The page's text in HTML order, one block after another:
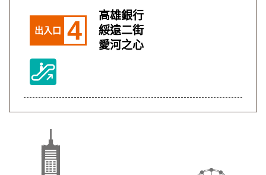
出入口 4
高雄銀行
綏遠二街
愛河之心